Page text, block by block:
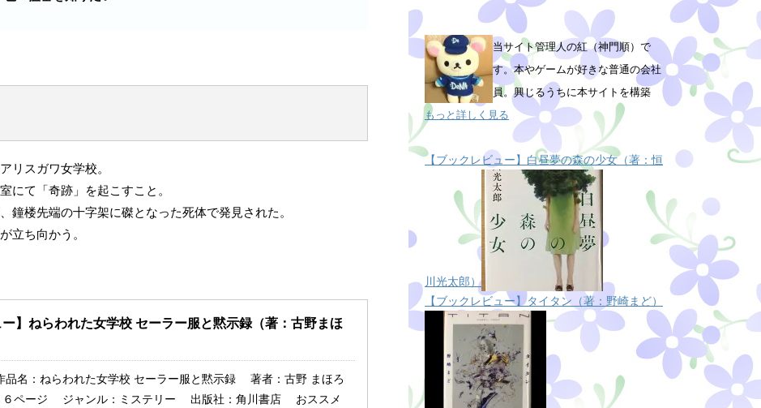
リスガワ女学校。
にて「奇跡」を起こすこと。
鐘楼先端の十字架に磔となった死体で発見された。
立ち向かう。
ー】ねらわれた女学校 セーラー服と黙示録（著：古野まほ
名：ねらわれた女学校 セーラー服と黙示録 著者：古野 まほろ
６ページ ジャンル：ミステリー 出版社：角川書店 おススメ
当サイト管理人の紅（神門順）で
す。本やゲームが好きな普通の会社
員。興じるうちに本サイトを構築
もっと詳しく見る
【ブックレビュー】白昼夢の森の少女（著：恒
川光太郎）
【ブックレビュー】タイタン（著：野崎まど）